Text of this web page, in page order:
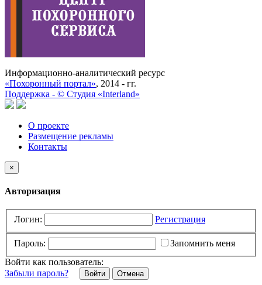
Информационно-аналитический ресурс
«Похоронный портал», 2014 - гг.
Поддержка - © Cтудия «Interland»
О проекте
Размещение рекламы
Контакты
×
Авторизация
Логин: Регистрация
Пароль:
Запомнить меня
Войти как пользователь:
Забыли пароль?
Отмена